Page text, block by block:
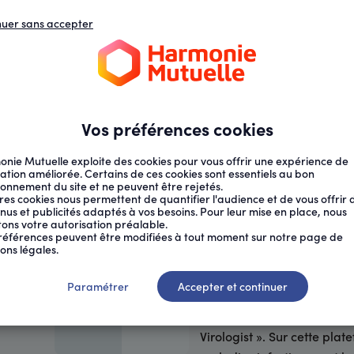
Océane est titulaire d’un
plusieurs années de
laboratoires de renom,
Virologist ». Sur cette
Vos préférences cookies
Mutuelle exploite des cookies pour vous offrir une expérience de
améliorée. Certains de ces cookies sont essentiels au bon
du site et ne peuvent être rejetés.
cookies nous permettent de quantifier l'audience et de vous offrir
et publicités adaptés à vos besoins. Pour leur mise en place, nous
votre autorisation préalable.
peuvent être modifiées à tout moment sur notre page de
légales.
sans accepter
Paramétrer Accepter et continuer